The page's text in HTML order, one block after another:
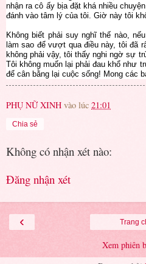
nhận ra cô ấy bịa đặt khá nhiều
đánh vào tâm lý của tôi. Giờ này tôi
Không biết phải suy nghĩ thế nào,
làm sao để vượt qua điều này, tôi đã
không phải vậy, tôi thấy nghi ngờ sự
Tôi không muốn lại phải đau khổ như
để cân bằng lại cuộc sống! Mong các
PHỤ NỮ XINH vào lúc 21:01
Chia sẻ
Không có nhận xét nào:
Đăng nhận xét
‹ Trang
Xem phiên